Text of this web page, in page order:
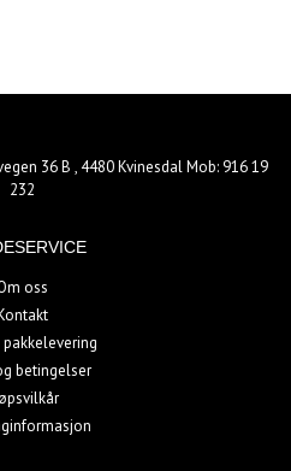
36 B , 4480 Kvinesdal Mob: 916 19
232
oss
pakkelevering
betingelser